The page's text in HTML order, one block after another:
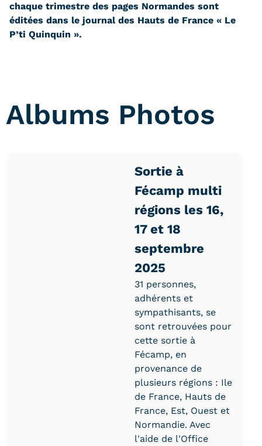
chaque trimestre des pages Normandes sont
éditées dans le journal des Hauts de France « Le
P’ti Quinquin ».
Albums Photos
Sortie à
Fécamp multi
régions les 16,
17 et 18
septembre
2025
31 personnes,
adhérents et
sympathisants, se
sont retrouvées pour
cette sortie à
Fécamp, en
provenance de
plusieurs régions : Ile
de France, Hauts de
France, Est, Ouest et
Normandie. Avec
l'aide de l'Office